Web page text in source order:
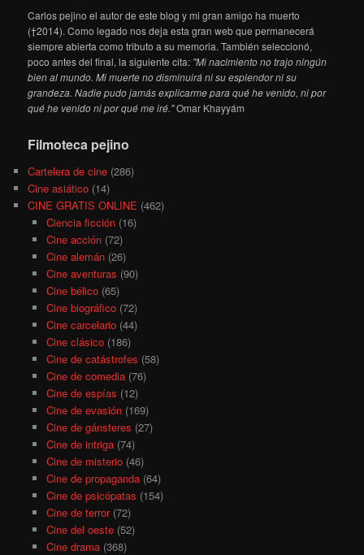
Carlos pejino el autor de este blog y mi gran amigo ha muerto
(†2014). Como legado nos deja esta gran web que permanecerá
siempre abierta como tributo a su memoria. También seleccionó,
poco antes del final, la siguiente cita: "Mi nacimiento no trajo ningún
bien al mundo. Mi muerte no disminuirá ni su esplendor ni su
grandeza. Nadie pudo jamás explicarme para qué he venido, ni por
qué he venido ni por qué me iré."Omar Khayyám
Filmoteca pejino
Cartelera de cine (286)
Cine asiático (14)
CINE GRATIS ONLINE (462)
Ciencia ficción(16)
Cine acción(72)
Cine alemán(26)
Cine aventuras (90)
Cine bélico(65)
Cine biográfico(72)
Cine carcelario(44)
Cine clásico(186)
Cine de catástrofes (58)
Cine de comedia(76)
Cine de espías (12)
Cine de evasión(169)
Cine de gánsteres (27)
Cine de intriga(74)
Cine de misterio(46)
Cine de propaganda(64)
Cine de psicópatas (154)
Cine de terror(72)
Cine del oeste(52)
Cine drama(368)